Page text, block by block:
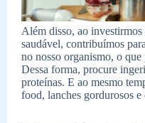
Além disso, ao
saudável, contribuímos
no nosso organismo, o
Dessa forma, procure
proteínas. E ao mesmo
food, lanches gordurosos e